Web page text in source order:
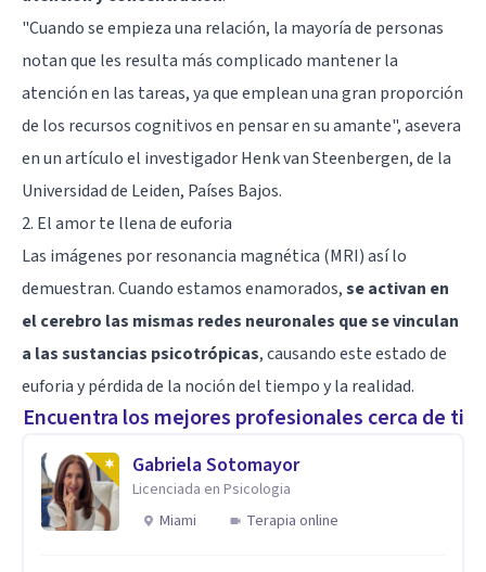
"Cuando se empieza una relación, la mayoría de personas
notan que les resulta más complicado mantener la
atención en las tareas, ya que emplean una gran proporción
de los recursos cognitivos en pensar en su amante", asevera
en un artículo el investigador Henk van Steenbergen, de la
Universidad de Leiden, Países Bajos.
2. El amor te llena de euforia
Las imágenes por resonancia magnética (MRI) así lo
demuestran. Cuando estamos enamorados,se activan en
el cerebro las mismas redes neuronales que se vinculan
a las sustancias psicotrópicas, causando este estado de
euforia y pérdida de la noción del tiempo y la realidad.
Encuentra los mejores profesionales cerca de ti
Gabriela Sotomayor
Licenciada en Psicologia
Miami
Terapia online